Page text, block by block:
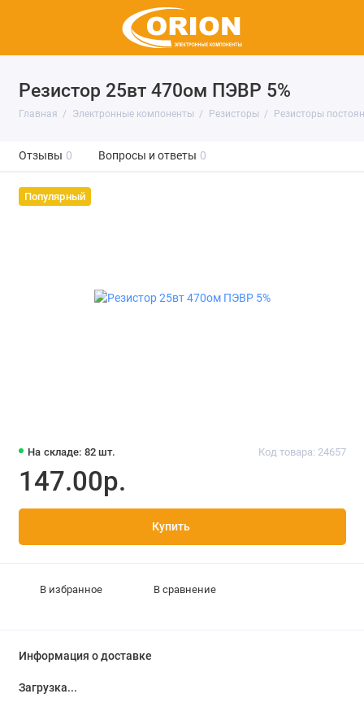
Резистор 25вт 470ом ПЭВР 5%
Главная Электронные компоненты Резисторы Резисторы
Отзывы 0 Вопросы и ответы 0
Популярный
На складе: 82 шт. Код товара: 24657
147.00р.
Купить
В избранное В сравнение
Информация о доставке
Загрузка...